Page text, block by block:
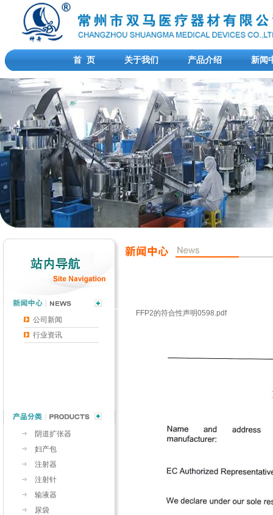
首 页 关于我们 产品介绍 新闻
公司新闻
行业资讯
阴道扩张器
妇产包
注射器
注射针
输液器
尿袋
FFP2的符合性声明0598.pdf